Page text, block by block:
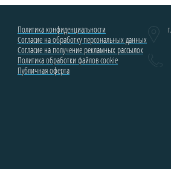
Политика конфиденциальности
Согласие на обработку персональных данных
Согласие на получение рекламных рассылок
Политика обработки файлов cookie
Публичная оферта